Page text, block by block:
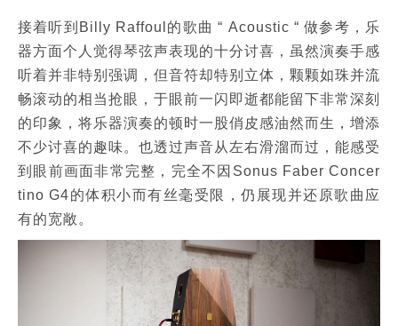
接着听到Billy Raffoul的歌曲 “ Acoustic “ 做参考，乐
器方面个人觉得琴弦声表现的十分讨喜，虽然演奏手感
听着并非特别强调，但音符却特别立体，颗颗如珠并流
畅滚动的相当抢眼，于眼前一闪即逝都能留下非常深刻
的印象，将乐器演奏的顿时一股俏皮感油然而生，增添
不少讨喜的趣味。也透过声音从左右滑溜而过，能感受
到眼前画面非常完整，完全不因Sonus Faber Concer
tino G4的体积小而有丝毫受限，仍展现并还原歌曲应
有的宽敞。